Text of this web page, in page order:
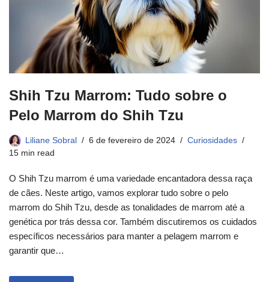
Shih Tzu Marrom: Tudo sobre o
Pelo Marrom do Shih Tzu
Liliane Sobral 6 de fevereiro de 2024
Curiosidades
15 min read
O Shih Tzu marrom é uma variedade encantadora dessa raça
de cães. Neste artigo, vamos explorar tudo sobre o pelo
marrom do Shih Tzu, desde as tonalidades de marrom até a
genética por trás dessa cor. Também discutiremos os cuidados
específicos necessários para manter a pelagem marrom e
garantir que…